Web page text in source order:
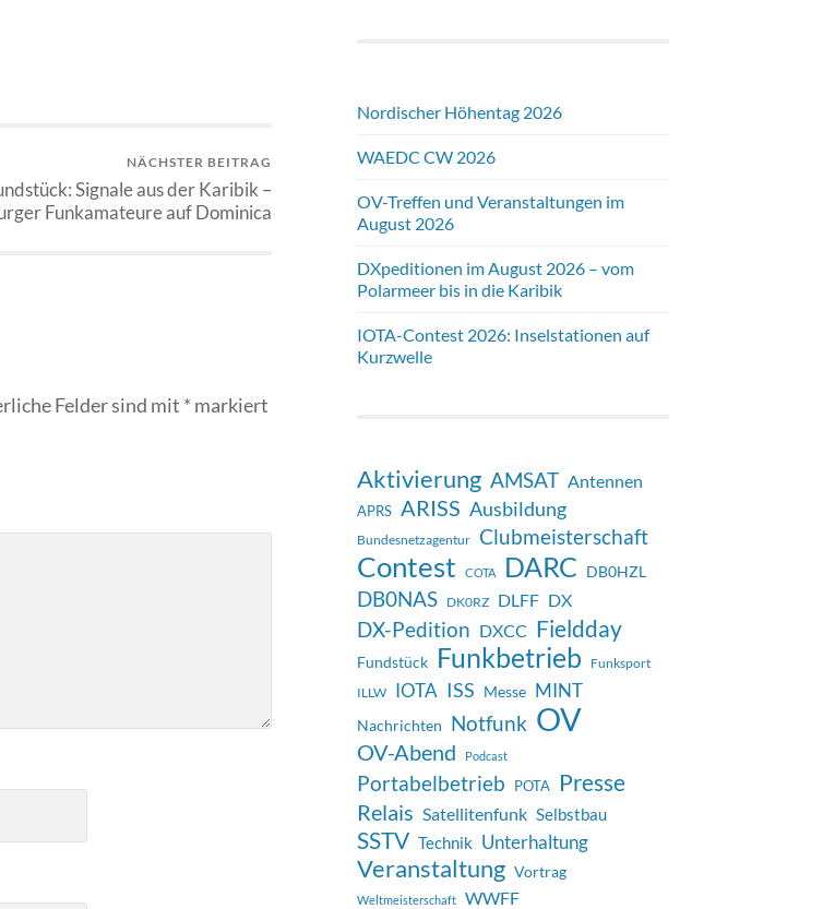
NÄCHSTER BEITRAG
Signale aus der Karibik –
Funkamateure auf Dominica
Felder sind mit * markiert
Nordischer Höhentag 2026
WAEDC CW 2026
OV-Treffen und Veranstaltungen im
August 2026
DXpeditionen im August 2026 – vom
Polarmeer bis in die Karibik
IOTA-Contest 2026: Inselstationen auf
Kurzwelle
Aktivierung AMSAT Antennen
APRS ARISS Ausbildung
Bundesnetzagentur Clubmeisterschaft
Contest COTA DARC DB0HZL
DB0NAS DK0RZ DLFF DX
DX-Pedition DXCC Fieldday
Fundstück Funkbetrieb Funksport
ILLW IOTA ISS Messe MINT
Nachrichten Notfunk OV
OV-Abend Podcast
Portabelbetrieb POTA
Presse
Relais Satellitenfunk Selbstbau
SSTV Technik Unterhaltung
Veranstaltung Vortrag
Weltmeisterschaft WWFF